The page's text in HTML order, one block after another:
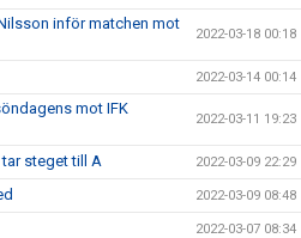
inför matchen mot
2022-03-18 00:18
2022-03-14 00:14
mot IFK
2022-03-11 19:23
steget till A 2022-03-09 22:29
2022-03-09 08:48
2022-03-07 08:34